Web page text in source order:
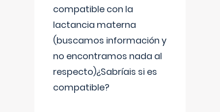
compatible con la
lactancia materna
(buscamos información y
no encontramos nada al
respecto)¿Sabríais si es
compatible?